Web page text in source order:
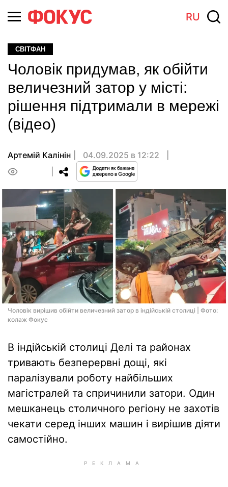
RU
СВІТФАН
Чоловік придумав, як обійти
величезний затор у місті:
рішення підтримали в мережі
(відео)
Артемій Калінін
04.09.2025 в 12:22
Чоловік вирішив обійти величезний затор в індійській столиці | Фото:
колаж Фокус
В індійській столиці Делі та районах
тривають безперервні дощі, які
паралізували роботу найбільших
магістралей та спричинили затори. Один
мешканець столичного регіону не захотів
чекати серед інших машин і вирішив діяти
самостійно.